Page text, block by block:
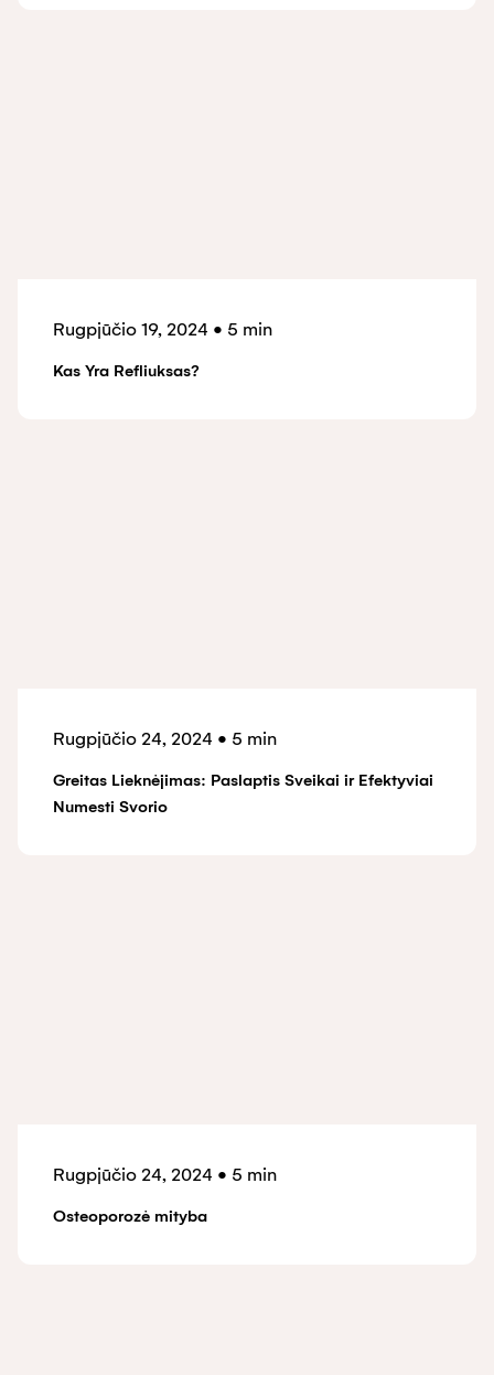
Rugpjūčio 19, 2024 • 5 min
Kas Yra Refliuksas?
Rugpjūčio 24, 2024 • 5 min
Greitas Lieknėjimas: Paslaptis Sveikai ir Efektyviai
Numesti Svorio
Rugpjūčio 24, 2024 • 5 min
Osteoporozė mityba